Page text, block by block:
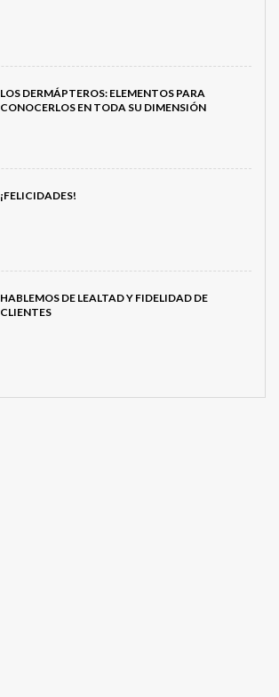
LOS DERMÁPTEROS: ELEMENTOS PARA
CONOCERLOS EN TODA SU DIMENSIÓN
¡FELICIDADES!
HABLEMOS DE LEALTAD Y FIDELIDAD DE
CLIENTES